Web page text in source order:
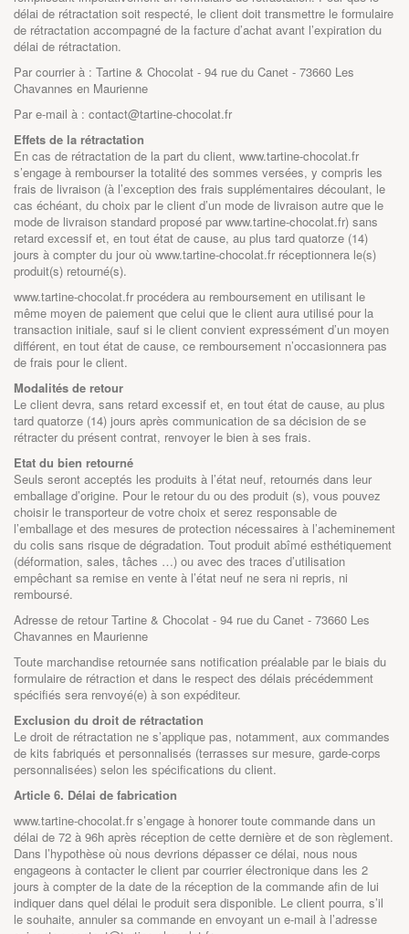
délai de rétractation soit respecté, le client doit transmettre le formulaire
de rétractation accompagné de la facture d’achat avant l’expiration du
délai de rétractation.
Par courrier à : Tartine & Chocolat - 94 rue du Canet - 73660 Les
Chavannes en Maurienne
Par e-mail à : contact@tartine-chocolat.fr
Effets de la rétractation
En cas de rétractation de la part du client, www.tartine-chocolat.fr
s’engage à rembourser la totalité des sommes versées, y compris les
frais de livraison (à l’exception des frais supplémentaires découlant, le
cas échéant, du choix par le client d’un mode de livraison autre que le
mode de livraison standard proposé par www.tartine-chocolat.fr) sans
retard excessif et, en tout état de cause, au plus tard quatorze (14)
jours à compter du jour où www.tartine-chocolat.fr réceptionnera le(s)
produit(s) retourné(s).
www.tartine-chocolat.fr procédera au remboursement en utilisant le
même moyen de paiement que celui que le client aura utilisé pour la
transaction initiale, sauf si le client convient expressément d’un moyen
différent, en tout état de cause, ce remboursement n’occasionnera pas
de frais pour le client.
Modalités de retour
Le client devra, sans retard excessif et, en tout état de cause, au plus
tard quatorze (14) jours après communication de sa décision de se
rétracter du présent contrat, renvoyer le bien à ses frais.
Etat du bien retourné
Seuls seront acceptés les produits à l’état neuf, retournés dans leur
emballage d’origine. Pour le retour du ou des produit (s), vous pouvez
choisir le transporteur de votre choix et serez responsable de
l’emballage et des mesures de protection nécessaires à l’acheminement
du colis sans risque de dégradation. Tout produit abîmé esthétiquement
(déformation, sales, tâches …) ou avec des traces d’utilisation
empêchant sa remise en vente à l’état neuf ne sera ni repris, ni
remboursé.
Adresse de retour Tartine & Chocolat - 94 rue du Canet - 73660 Les
Chavannes en Maurienne
Toute marchandise retournée sans notification préalable par le biais du
formulaire de rétraction et dans le respect des délais précédemment
spécifiés sera renvoyé(e) à son expéditeur.
Exclusion du droit de rétractation
Le droit de rétractation ne s’applique pas, notamment, aux commandes
de kits fabriqués et personnalisés (terrasses sur mesure, garde-corps
personnalisées) selon les spécifications du client.
Article 6. Délai de fabrication
www.tartine-chocolat.fr s’engage à honorer toute commande dans un
délai de 72 à 96h après réception de cette dernière et de son règlement.
Dans l’hypothèse où nous devrions dépasser ce délai, nous nous
engageons à contacter le client par courrier électronique dans les 2
jours à compter de la date de la réception de la commande afin de lui
indiquer dans quel délai le produit sera disponible. Le client pourra, s’il
le souhaite, annuler sa commande en envoyant un e-mail à l’adresse